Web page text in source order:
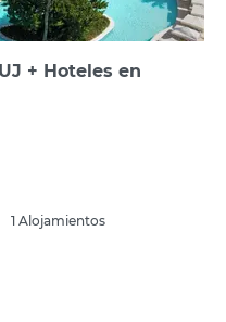
+ Hoteles en
1 Alojamientos